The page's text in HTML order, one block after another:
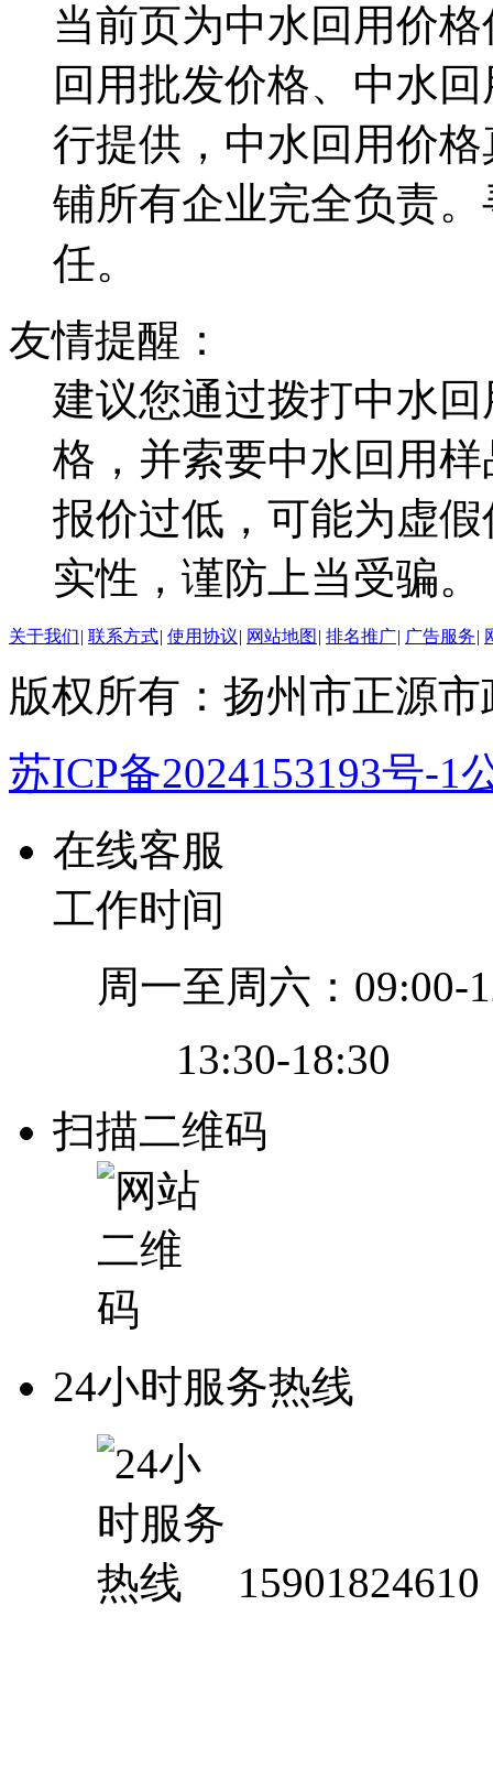
当前页为中水回用价
回用批发价格、中水
行提供，中水回用价
铺所有企业完全负责
任。
友情提醒：
建议您通过拨打中水
格，并索要中水回用
报价过低，可能为虚
实性，谨防上当受骗。
关于我们| 联系方式| 使用协议| 网站地图 | 排名推广| 广告服务|
版权所有：扬州市正源
苏ICP备2024153193号-1
在线客服
工作时间
周一至周六：09:00-
13:30-18:30
扫描二维码
24小时服务热线
15901824610